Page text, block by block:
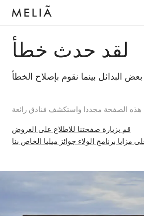
لقد حدث خطأ
الصفحة مجددا واستكشف فنادق رائعة
قم بزيارة صفحتنا للاطلاع على العروض
مزايا برنامج الولاء جوائز ميليا الخاص بنا